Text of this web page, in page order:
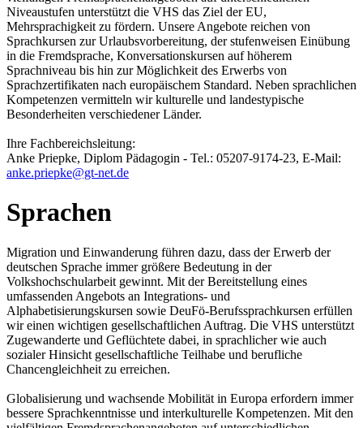
Niveaustufen unterstützt die VHS das Ziel der EU,
Mehrsprachigkeit zu fördern. Unsere Angebote reichen von
Sprachkursen zur Urlaubsvorbereitung, der stufenweisen Einübung
in die Fremdsprache, Konversationskursen auf höherem
Sprachniveau bis hin zur Möglichkeit des Erwerbs von
Sprachzertifikaten nach europäischem Standard. Neben sprachlichen
Kompetenzen vermitteln wir kulturelle und landestypische
Besonderheiten verschiedener Länder.
Ihre Fachbereichsleitung:
Anke Priepke, Diplom Pädagogin - Tel.: 05207-9174-23, E-Mail:
anke.priepke@gt-net.de
Sprachen
Migration und Einwanderung führen dazu, dass der Erwerb der
deutschen Sprache immer größere Bedeutung in der
Volkshochschularbeit gewinnt. Mit der Bereitstellung eines
umfassenden Angebots an Integrations- und
Alphabetisierungskursen sowie DeuFö-Berufssprachkursen erfüllen
wir einen wichtigen gesellschaftlichen Auftrag. Die VHS unterstützt
Zugewanderte und Geflüchtete dabei, in sprachlicher wie auch
sozialer Hinsicht gesellschaftliche Teilhabe und berufliche
Chancengleichheit zu erreichen.
Globalisierung und wachsende Mobilität in Europa erfordern immer
bessere Sprachkenntnisse und interkulturelle Kompetenzen. Mit den